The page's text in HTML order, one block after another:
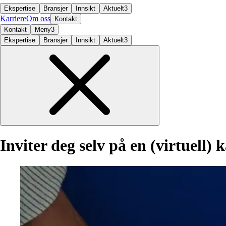
Ekspertise Bransjer Innsikt Aktuelt3
KarriereOm oss
Kontakt
Kontakt
Meny3
Ekspertise
Bransjer Innsikt Aktuelt3
Inviter deg selv på en (virtuell)